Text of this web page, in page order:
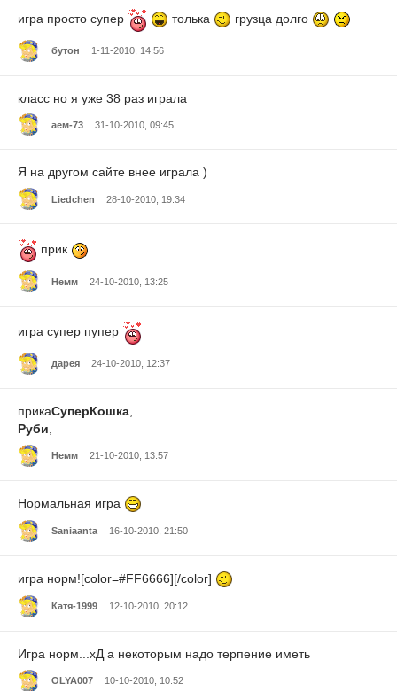
игра просто супер толька грузца долго
бутон 1-11-2010, 14:56
класс но я уже 38 раз играла
аем-73 31-10-2010, 09:45
Я на другом сайте внее играла )
Liedchen 28-10-2010, 19:34
прик
Немм 24-10-2010, 13:25
игра супер пупер
дарея 24-10-2010, 12:37
прикаСуперКошка
Руби
Немм 21-10-2010, 13:57
Нормальная игра
Saniaanta 16-10-2010, 21:50
игра норм![color=#FF6666][/color]
Катя-1999 12-10-2010, 20:12
Игра норм...хД а некоторым надо терпение иметь
ОLYA007 10-10-2010, 10:52